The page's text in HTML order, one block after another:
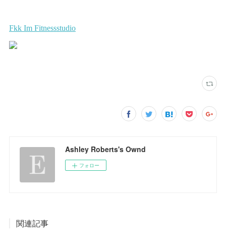
Ashley Roberts's Ownd
フォロー
関連記事